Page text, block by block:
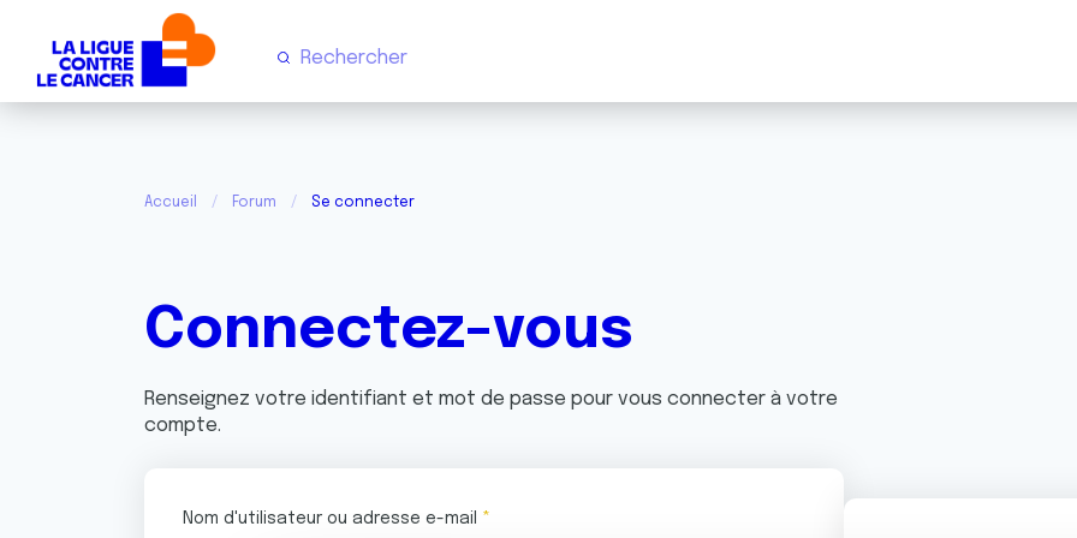
Accueil Forum Se connecter
Connectez-vous
Renseignez votre identifiant et mot de passe pour vous connecter à votre
compte.
Nom d'utilisateur ou adresse e-mail